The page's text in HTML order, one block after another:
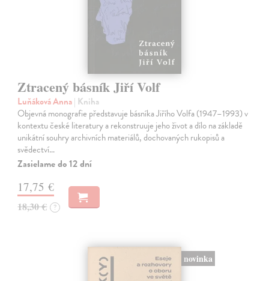
Ztracený básník Jiří Volf
Luňáková Anna| Kniha
Objevná monografie představuje básníka Jiřího Volfa (1947–1993) v
kontextu české literatury a rekonstruuje jeho život a dílo na základě
unikátní souhry archivních materiálů, dochovaných rukopisů a
svědectví…
Zasielame do 12 dní
17,75 €
18,30 € ?
novinka